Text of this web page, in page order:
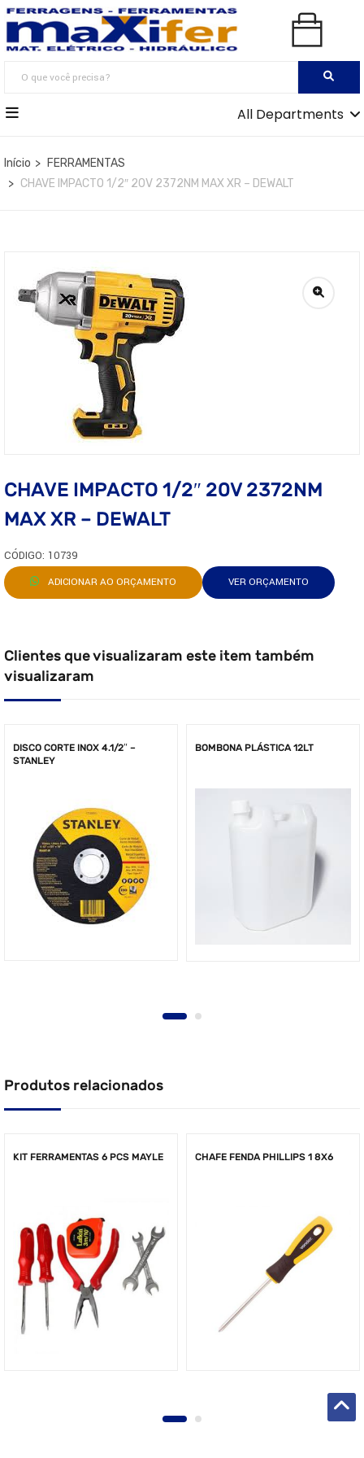
All Departments
Início
FERRAMENTAS
CHAVE IMPACTO 1/2″ 20V 2372NM MAX XR – DEWALT
CHAVE IMPACTO 1/2″ 20V 2372NM
MAX XR – DEWALT
CÓDIGO: 10739
ADICIONAR AO ORÇAMENTO VER ORÇAMENTO
Clientes que visualizaram este item também
visualizaram
DISCO CORTE INOX 4.1/2″ –
STANLEY
BOMBONA PLÁSTICA 12LT
Produtos relacionados
KIT FERRAMENTAS 6 PCS MAYLE CHAFE FENDA PHILLIPS 1 8X6